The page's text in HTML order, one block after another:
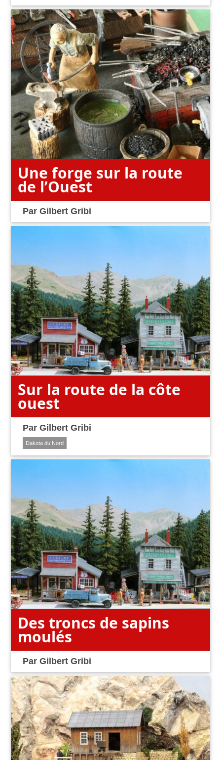
Une forge sur la route
de l’Ouest
Par Gilbert Gribi
Sur la route de la côte
ouest
Par Gilbert Gribi
Dakota du Nord
Des troncs de sapins
moulés
Par Gilbert Gribi